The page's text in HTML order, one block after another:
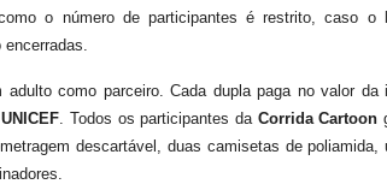
o número de participantes é restrito, caso o
como parceiro. Cada dupla paga no valor da
UNICEF. Todos os participantes da Corrida Cartoon
descartável, duas camisetas de poliamida,